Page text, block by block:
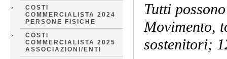
COSTI
COMMERCIALISTA 2024
PERSONE FISICHE
COSTI
COMMERCIALISTA 2025
ASSOCIAZIONI/ENTI
Tutti
Movimento,
sostenitori;